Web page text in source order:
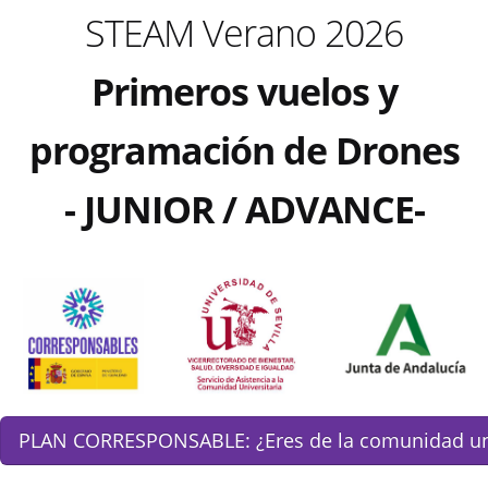
STEAM Verano 2026
Primeros vuelos y
programación de Drones
- JUNIOR / ADVANCE-
PLAN CORRESPONSABLE: ¿Eres de la